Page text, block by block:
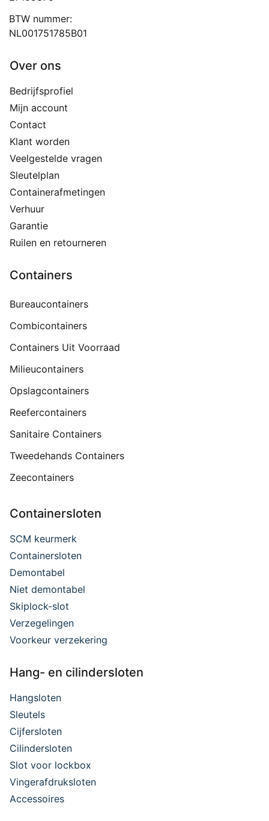
BTW nummer:
NL001751785B01
Over ons
Bedrijfsprofiel
Mijn account
Contact
Klant worden
Veelgestelde vragen
Sleutelplan
Containerafmetingen
Verhuur
Garantie
Ruilen en retourneren
Containers
Bureaucontainers
Combicontainers
Containers Uit Voorraad
Milieucontainers
Opslagcontainers
Reefercontainers
Sanitaire Containers
Tweedehands Containers
Zeecontainers
Containersloten
SCM keurmerk
Containersloten
Demontabel
Niet demontabel
Skiplock-slot
Verzegelingen
Voorkeur verzekering
Hang- en cilindersloten
Hangsloten
Sleutels
Cijfersloten
Cilindersloten
Slot voor lockbox
Vingerafdruksloten
Accessoires